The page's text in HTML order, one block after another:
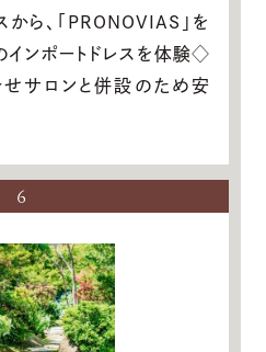
ら、「PRONOVIAS」を
インポートドレスを体験◇
サロンと併設のため安
6